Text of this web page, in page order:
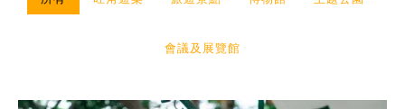
會議及展覽館